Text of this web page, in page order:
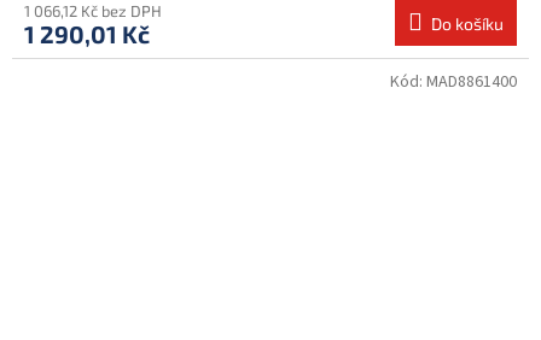
1 066,12 Kč bez DPH
1 290,01 Kč Do košíku
Kód: MAD8861400